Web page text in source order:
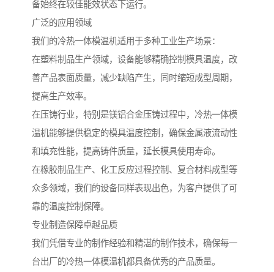
备始终在较佳能效状态下运行。
广泛的应用领域
我们的冷热一体模温机适用于多种工业生产场景：
在塑料制品生产领域，设备能够精确控制模具温度，改
善产品表面质量，减少缺陷产生，同时缩短成型周期，
提高生产效率。
在压铸行业，特别是镁铝合金压铸过程中，冷热一体模
温机能够提供稳定的模具温度控制，确保金属液流动性
和填充性能，提高铸件质量，延长模具使用寿命。
在橡胶制品生产、化工反应过程控制、复合材料成型等
众多领域，我们的设备同样表现出色，为客户提供了可
靠的温度控制保障。
专业制造保障卓越品质
我们凭借专业的制作经验和精湛的制作技术，确保每一
台出厂的冷热一体模温机都具备优秀的产品质量。